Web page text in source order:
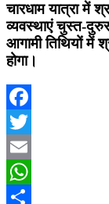
चारधाम यात्रा में
व्यवस्थाएं चुस्त-
आगामी तिथियों में
होगा।
Facebook
Twitter
Email
WhatsApp